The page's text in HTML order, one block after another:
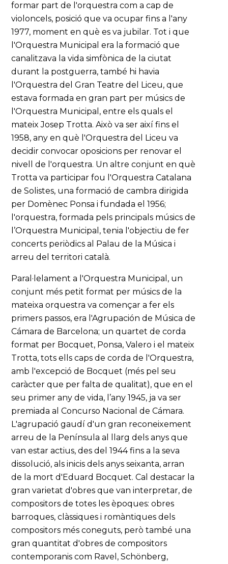
formar part de l'orquestra com a cap de
violoncels, posició que va ocupar fins a l'any
1977, moment en què es va jubilar. Tot i que
l'Orquestra Municipal era la formació que
canalitzava la vida simfònica de la ciutat
durant la postguerra, també hi havia
l'Orquestra del Gran Teatre del Liceu, que
estava formada en gran part per músics de
l'Orquestra Municipal, entre els quals el
mateix Josep Trotta. Això va ser així fins el
1958, any en què l'Orquestra del Liceu va
decidir convocar oposicions per renovar el
nivell de l'orquestra. Un altre conjunt en què
Trotta va participar fou l'Orquestra Catalana
de Solistes, una formació de cambra dirigida
per Domènec Ponsa i fundada el 1956;
l'orquestra, formada pels principals músics de
l’Orquestra Municipal, tenia l'objectiu de fer
concerts periòdics al Palau de la Música i
arreu del territori català.
Paral·lelament a l'Orquestra Municipal, un
conjunt més petit format per músics de la
mateixa orquestra va començar a fer els
primers passos, era l'Agrupación de Música de
Cámara de Barcelona; un quartet de corda
format per Bocquet, Ponsa, Valero i el mateix
Trotta, tots ells caps de corda de l'Orquestra,
amb l'excepció de Bocquet (més pel seu
caràcter que per falta de qualitat), que en el
seu primer any de vida, l’any 1945, ja va ser
premiada al Concurso Nacional de Cámara.
L'agrupació gaudí d'un gran reconeixement
arreu de la Península al llarg dels anys que
van estar actius, des del 1944 fins a la seva
dissolució, als inicis dels anys seixanta, arran
de la mort d'Eduard Bocquet. Cal destacar la
gran varietat d'obres que van interpretar, de
compositors de totes les èpoques: obres
barroques, clàssiques i romàntiques dels
compositors més coneguts, però també una
gran quantitat d'obres de compositors
contemporanis com Ravel, Schönberg,